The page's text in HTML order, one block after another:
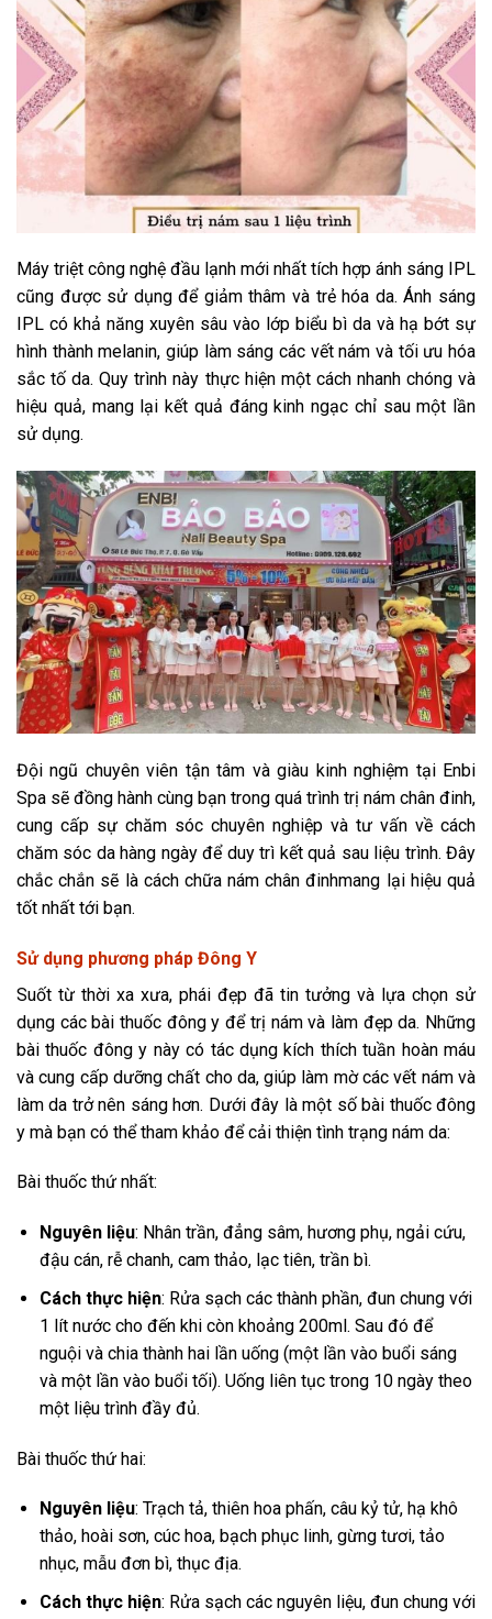
Máy triệt công nghệ đầu lạnh mới nhất tích hợp ánh sáng IPL
cũng được sử dụng để giảm thâm và trẻ hóa da. Ánh sáng
IPL có khả năng xuyên sâu vào lớp biểu bì da và hạ bớt sự
hình thành melanin, giúp làm sáng các vết nám và tối ưu hóa
sắc tố da. Quy trình này thực hiện một cách nhanh chóng và
hiệu quả, mang lại kết quả đáng kinh ngạc chỉ sau một lần
sử dụng.
Đội ngũ chuyên viên tận tâm và giàu kinh nghiệm tại Enbi
Spa sẽ đồng hành cùng bạn trong quá trình trị nám chân đinh,
cung cấp sự chăm sóc chuyên nghiệp và tư vấn về cách
chăm sóc da hàng ngày để duy trì kết quả sau liệu trình. Đây
chắc chắn sẽ là cách chữa nám chân đinhmang lại hiệu quả
tốt nhất tới bạn.
Sử dụng phương pháp Đông Y
Suốt từ thời xa xưa, phái đẹp đã tin tưởng và lựa chọn sử
dụng các bài thuốc đông y để trị nám và làm đẹp da. Những
bài thuốc đông y này có tác dụng kích thích tuần hoàn máu
và cung cấp dưỡng chất cho da, giúp làm mờ các vết nám và
làm da trở nên sáng hơn. Dưới đây là một số bài thuốc đông
y mà bạn có thể tham khảo để cải thiện tình trạng nám da:
Bài thuốc thứ nhất:
Nguyên liệu: Nhân trần, đẳng sâm, hương phụ, ngải cứu,
đậu cán, rễ chanh, cam thảo, lạc tiên, trần bì.
Cách thực hiện: Rửa sạch các thành phần, đun chung với
1 lít nước cho đến khi còn khoảng 200ml. Sau đó để
nguội và chia thành hai lần uống (một lần vào buổi sáng
và một lần vào buổi tối). Uống liên tục trong 10 ngày theo
một liệu trình đầy đủ.
Bài thuốc thứ hai:
Nguyên liệu: Trạch tả, thiên hoa phấn, câu kỷ tử, hạ khô
thảo, hoài sơn, cúc hoa, bạch phục linh, gừng tươi, tảo
nhục, mẫu đơn bì, thục địa.
Cách thực hiện: Rửa sạch các nguyên liệu, đun chung với